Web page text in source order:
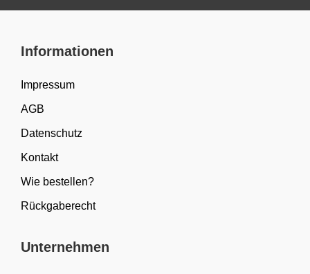
Informationen
Impressum
AGB
Datenschutz
Kontakt
Wie bestellen?
Rückgaberecht
Unternehmen